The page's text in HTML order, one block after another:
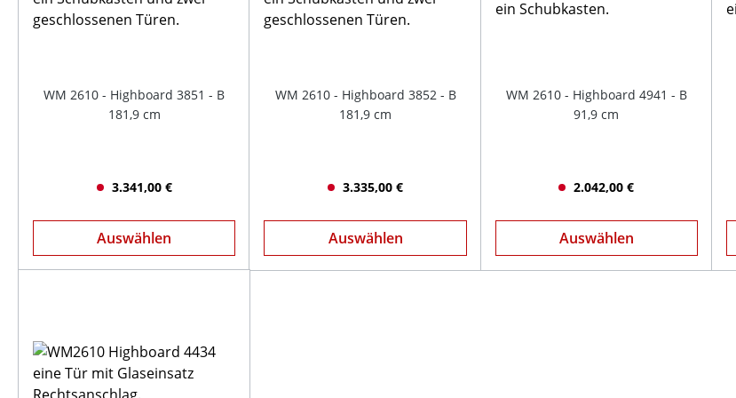
WM 2610 - Highboard 3851 - B
181,9 cm
3.341,00 €
Auswählen
WM 2610 - Highboard 3852 - B
181,9 cm
3.335,00 €
Auswählen
WM 2610 - Highboard 4941 - B
91,9 cm
2.042,00 €
Auswählen